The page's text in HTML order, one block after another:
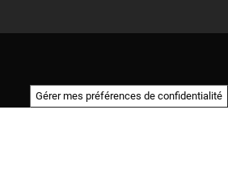
Gérer mes préférences de confidentialité